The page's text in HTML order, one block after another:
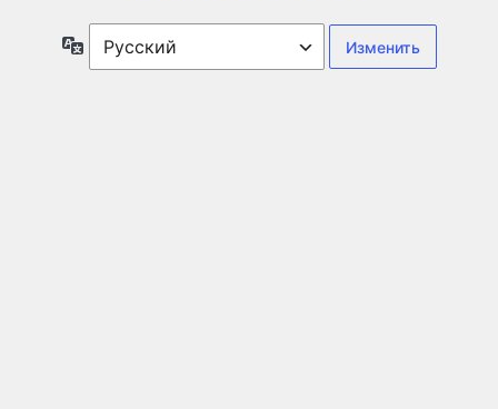
Язык